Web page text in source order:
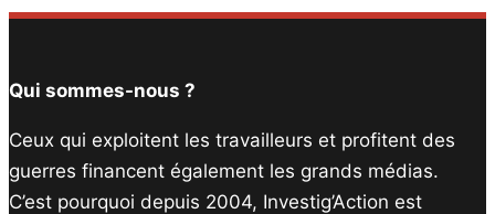
Qui sommes-nous ?
Ceux qui exploitent les travailleurs et profitent des
guerres financent également les grands médias.
C’est pourquoi depuis 2004, Investig’Action est